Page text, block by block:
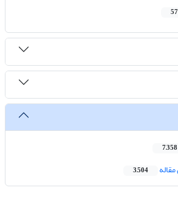
7,358
3,504